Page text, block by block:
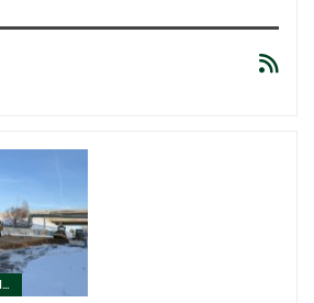
ТЕХНОЛОГИЧЕСКИЕ РЕШЕНИЯ